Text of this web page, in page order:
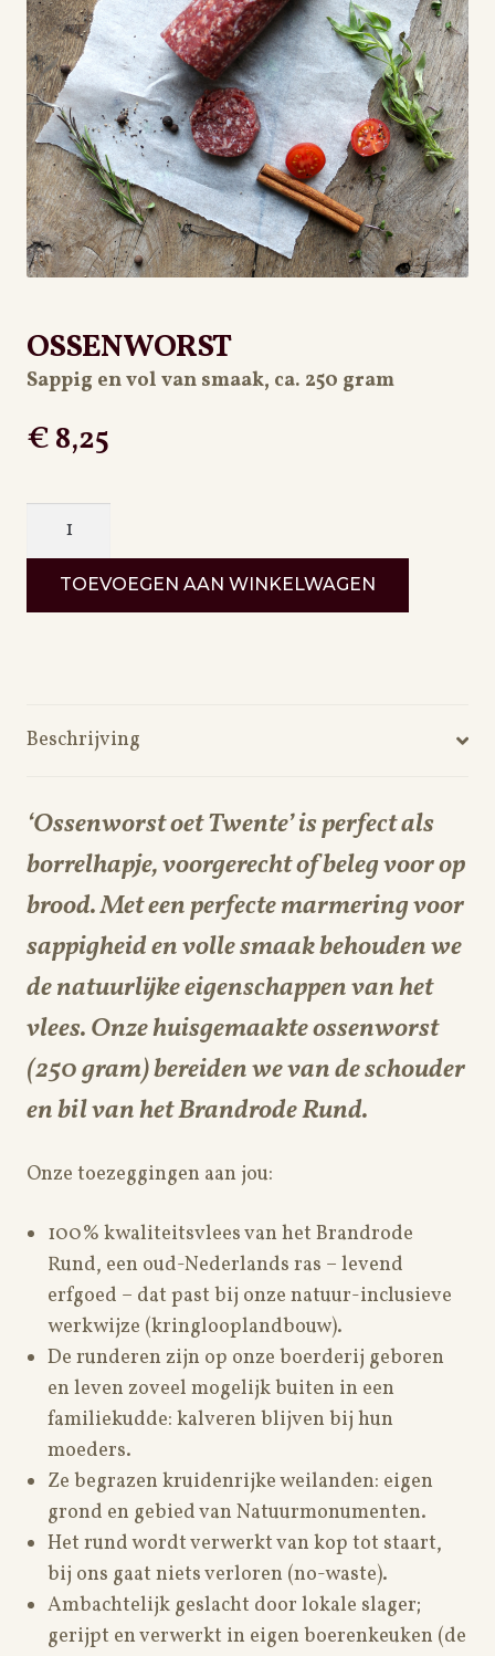
PRIVACYBELEID
OSSENWORST
Sappig en vol van smaak, ca. 250 gram
€8,25
TOEVOEGEN AAN WINKELWAGEN
Beschrijving
‘Ossenworst oet Twente’ is perfect als
borrelhapje, voorgerecht of beleg voor op
brood. Met een perfecte marmering voor
sappigheid en volle smaak behouden we
de natuurlijke eigenschappen van het
vlees. Onze huisgemaakte ossenworst
(250 gram) bereiden we van de schouder
en bil van het Brandrode Rund.
Onze toezeggingen aan jou:
100% kwaliteitsvlees van het Brandrode
Rund, een oud-Nederlands ras – levend
erfgoed – dat past bij onze natuur-inclusieve
werkwijze (kringlooplandbouw).
De runderen zijn op onze boerderij geboren
en leven zoveel mogelijk buiten in een
familiekudde: kalveren blijven bij hun
moeders.
Ze begrazen kruidenrijke weilanden: eigen
grond en gebied van Natuurmonumenten.
Het rund wordt verwerkt van kop tot staart,
bij ons gaat niets verloren (no-waste).
Ambachtelijk geslacht door lokale slager;
gerijpt en verwerkt in eigen boerenkeuken (de